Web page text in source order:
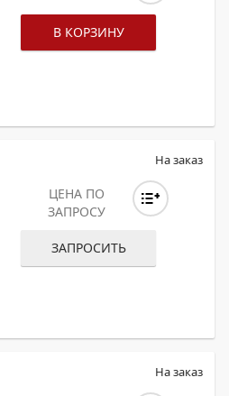
В КОРЗИНУ
На заказ
ЦЕНА ПО
ЗАПРОСУ
ЗАПРОСИТЬ
На заказ